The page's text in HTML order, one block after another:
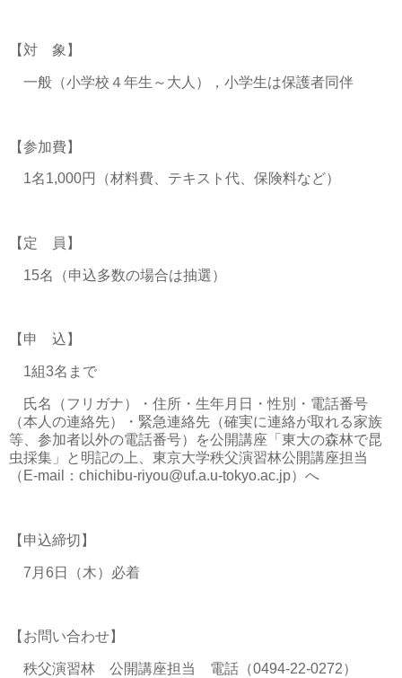
【対 象】
一般（小学校４年生～大人），小学生は保護者同伴
【参加費】
1名1,000円（材料費、テキスト代、保険料など）
【定 員】
15名（申込多数の場合は抽選）
【申 込】
1組3名まで
氏名（フリガナ）・住所・生年月日・性別・電話番号
（本人の連絡先）・緊急連絡先（確実に連絡が取れる家族
等、参加者以外の電話番号）を公開講座「東大の森林で昆
虫採集」と明記の上、東京大学秩父演習林公開講座担当
（E-mail：chichibu-riyou@uf.a.u-tokyo.ac.jp）へ
【申込締切】
7月6日（木）必着
【お問い合わせ】
秩父演習林 公開講座担当 電話（0494-22-0272）